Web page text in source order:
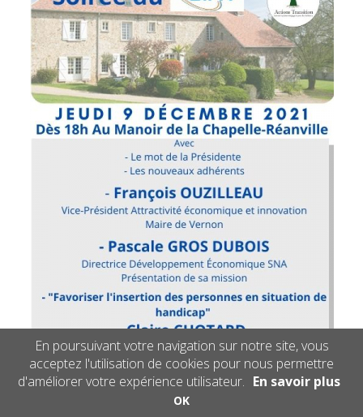
En poursuivant votre navigation sur notre site, vous
acceptez l'utilisation de cookies pour nous permettre
d'améliorer votre expérience utilisateur. En savoir plus
OK